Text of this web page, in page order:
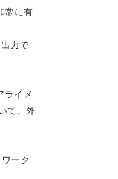
常に有
力で
ライメ
て、外
ーク